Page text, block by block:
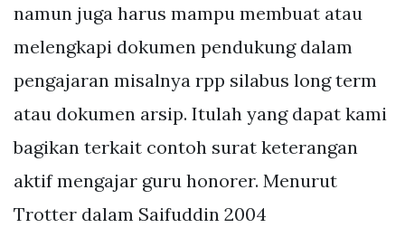
namun juga harus mampu membuat atau
melengkapi dokumen pendukung dalam
pengajaran misalnya rpp silabus long term
atau dokumen arsip. Itulah yang dapat kami
bagikan terkait contoh surat keterangan
aktif mengajar guru honorer. Menurut
Trotter dalam Saifuddin 2004